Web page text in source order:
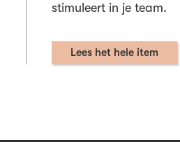
stimuleert in je team.
Lees het hele item